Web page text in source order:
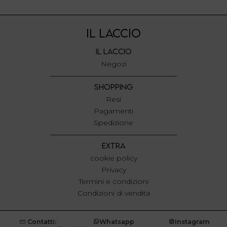
IL LACCIO
IL LACCIO
Negozi
SHOPPING
Resi
Pagamenti
Spedizione
EXTRA
cookie policy
Privacy
Termini e condizioni
Condizioni di vendita
Contatti:
Whatsapp Instagram